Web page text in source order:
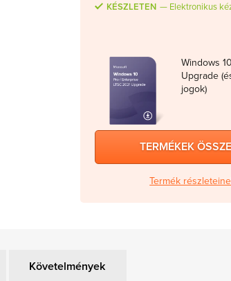
KÉSZLETEN
Elektronikus
Windows
Upgrade
jogok)
TERMÉKEK
Termék
Követelmények